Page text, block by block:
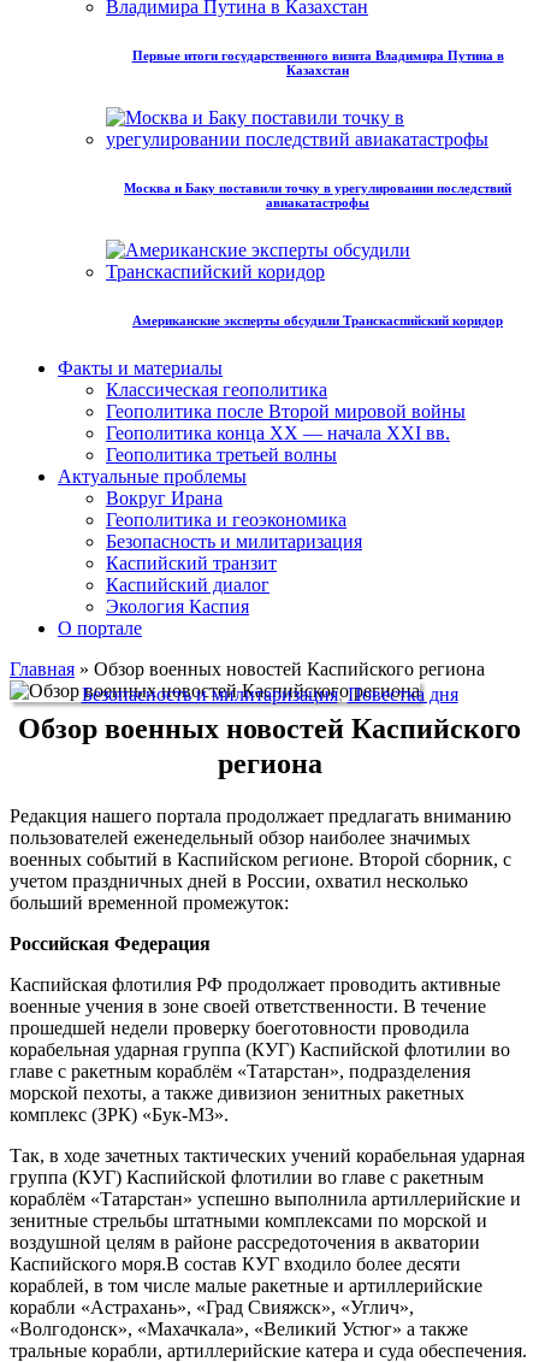
Первые итоги государственного визита Владимира Путина в
Казахстан
Москва и Баку поставили точку в урегулировании последствий
авиакатастрофы
Американские эксперты обсудили Транскаспийский коридор
Факты и материалы
Классическая геополитика
Геополитика после Второй мировой войны
Геополитика конца XX — начала XXI вв.
Геополитика третьей волны
Актуальные проблемы
Вокруг Ирана
Геополитика и геоэкономика
Безопасность и милитаризация
Каспийский транзит
Каспийский диалог
Экология Каспия
О портале
Главная » Обзор военных новостей Каспийского региона
Безопасность и милитаризация,Повестка дня
Обзор военных новостей Каспийского
региона
Редакция нашего портала продолжает предлагать вниманию
пользователей еженедельный обзор наиболее значимых
военных событий в Каспийском регионе. Второй сборник, с
учетом праздничных дней в России, охватил несколько
больший временной промежуток:
Российская Федерация
Каспийская флотилия РФ продолжает проводить активные
военные учения в зоне своей ответственности. В течение
прошедшей недели проверку боеготовности проводила
корабельная ударная группа (КУГ) Каспийской флотилии во
главе с ракетным кораблём «Татарстан», подразделения
морской пехоты, а также дивизион зенитных ракетных
комплекс (ЗРК) «Бук-М3».
Так, в ходе зачетных тактических учений корабельная ударная
группа (КУГ) Каспийской флотилии во главе с ракетным
кораблём «Татарстан» успешно выполнила артиллерийские и
зенитные стрельбы штатными комплексами по морской и
воздушной целям в районе рассредоточения в акватории
Каспийского моря.В состав КУГ входило более десяти
кораблей, в том числе малые ракетные и артиллерийские
корабли «Астрахань», «Град Свияжск», «Углич»,
«Волгодонск», «Махачкала», «Великий Устюг» а также
тральные корабли, артиллерийские катера и суда обеспечения.